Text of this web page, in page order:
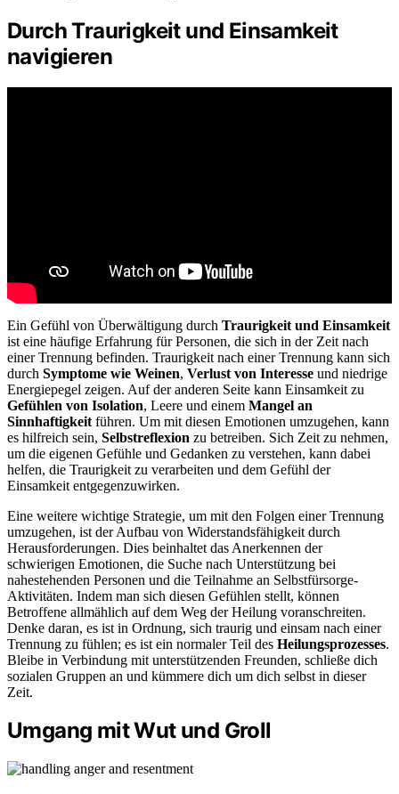
Durch Traurigkeit und Einsamkeit
navigieren
Ein Gefühl von Überwältigung durch Traurigkeit und Einsamkeit
ist eine häufige Erfahrung für Personen, die sich in der Zeit nach
einer Trennung befinden. Traurigkeit nach einer Trennung kann sich
durch Symptome wie Weinen, Verlust von Interesse und niedrige
Energiepegel zeigen. Auf der anderen Seite kann Einsamkeit zu
Gefühlen von Isolation, Leere und einem Mangel an
Sinnhaftigkeit führen. Um mit diesen Emotionen umzugehen, kann
es hilfreich sein, Selbstreflexion zu betreiben. Sich Zeit zu nehmen,
um die eigenen Gefühle und Gedanken zu verstehen, kann dabei
helfen, die Traurigkeit zu verarbeiten und dem Gefühl der
Einsamkeit entgegenzuwirken.
Eine weitere wichtige Strategie, um mit den Folgen einer Trennung
umzugehen, ist der Aufbau von Widerstandsfähigkeit durch
Herausforderungen. Dies beinhaltet das Anerkennen der
schwierigen Emotionen, die Suche nach Unterstützung bei
nahestehenden Personen und die Teilnahme an Selbstfürsorge-
Aktivitäten. Indem man sich diesen Gefühlen stellt, können
Betroffene allmählich auf dem Weg der Heilung voranschreiten.
Denke daran, es ist in Ordnung, sich traurig und einsam nach einer
Trennung zu fühlen; es ist ein normaler Teil des Heilungsprozesses.
Bleibe in Verbindung mit unterstützenden Freunden, schließe dich
sozialen Gruppen an und kümmere dich um dich selbst in dieser
Zeit.
Umgang mit Wut und Groll